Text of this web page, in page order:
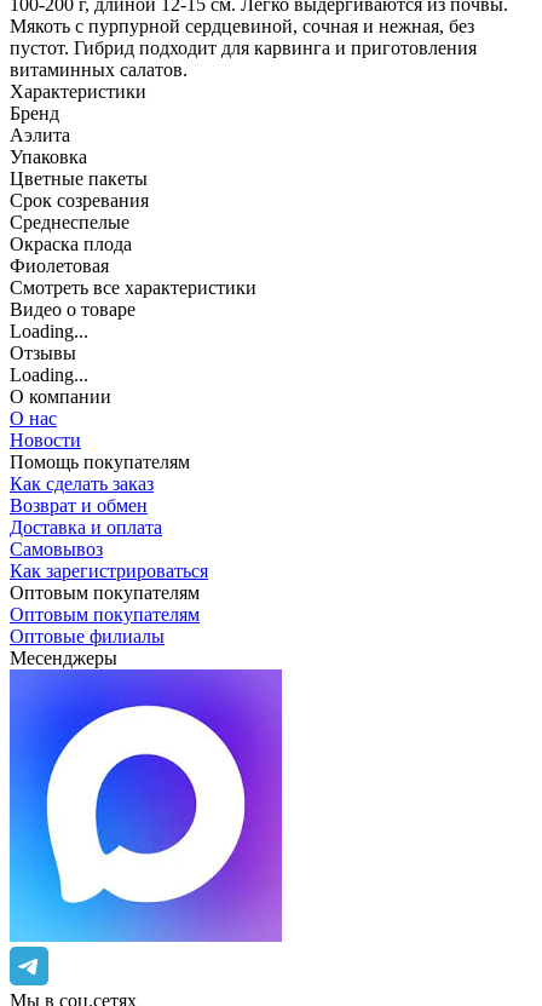
100-200 г, длиной 12-15 см. Легко выдергиваются из почвы.
Мякоть с пурпурной сердцевиной, сочная и нежная, без
пустот. Гибрид подходит для карвинга и приготовления
витаминных салатов.
Характеристики
Бренд
Аэлита
Упаковка
Цветные пакеты
Срок созревания
Среднеспелые
Окраска плода
Фиолетовая
Cмотреть все характеристики
Видео о товаре
Loading...
Отзывы
Loading...
О компании
О нас
Новости
Помощь покупателям
Как сделать заказ
Возврат и обмен
Доставка и оплата
Самовывоз
Как зарегистрироваться
Оптовым покупателям
Оптовым покупателям
Оптовые филиалы
Месенджеры
Мы в соц.сетях